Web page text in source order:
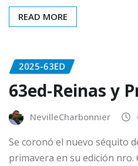
READ MORE
2025-63ED
63ed-Reinas y
NevilleCharbonnier
Se coronó el nuevo séquito
primavera en su edición nro.